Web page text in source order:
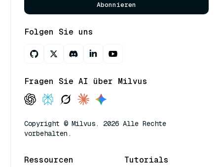
Abonnieren
Folgen Sie uns
Fragen Sie AI über Milvus
Copyright © Milvus. 2026 Alle Rechte
vorbehalten.
Ressourcen Tutorials